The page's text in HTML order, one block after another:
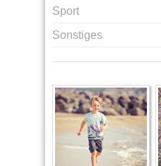
Sport
Sonstiges